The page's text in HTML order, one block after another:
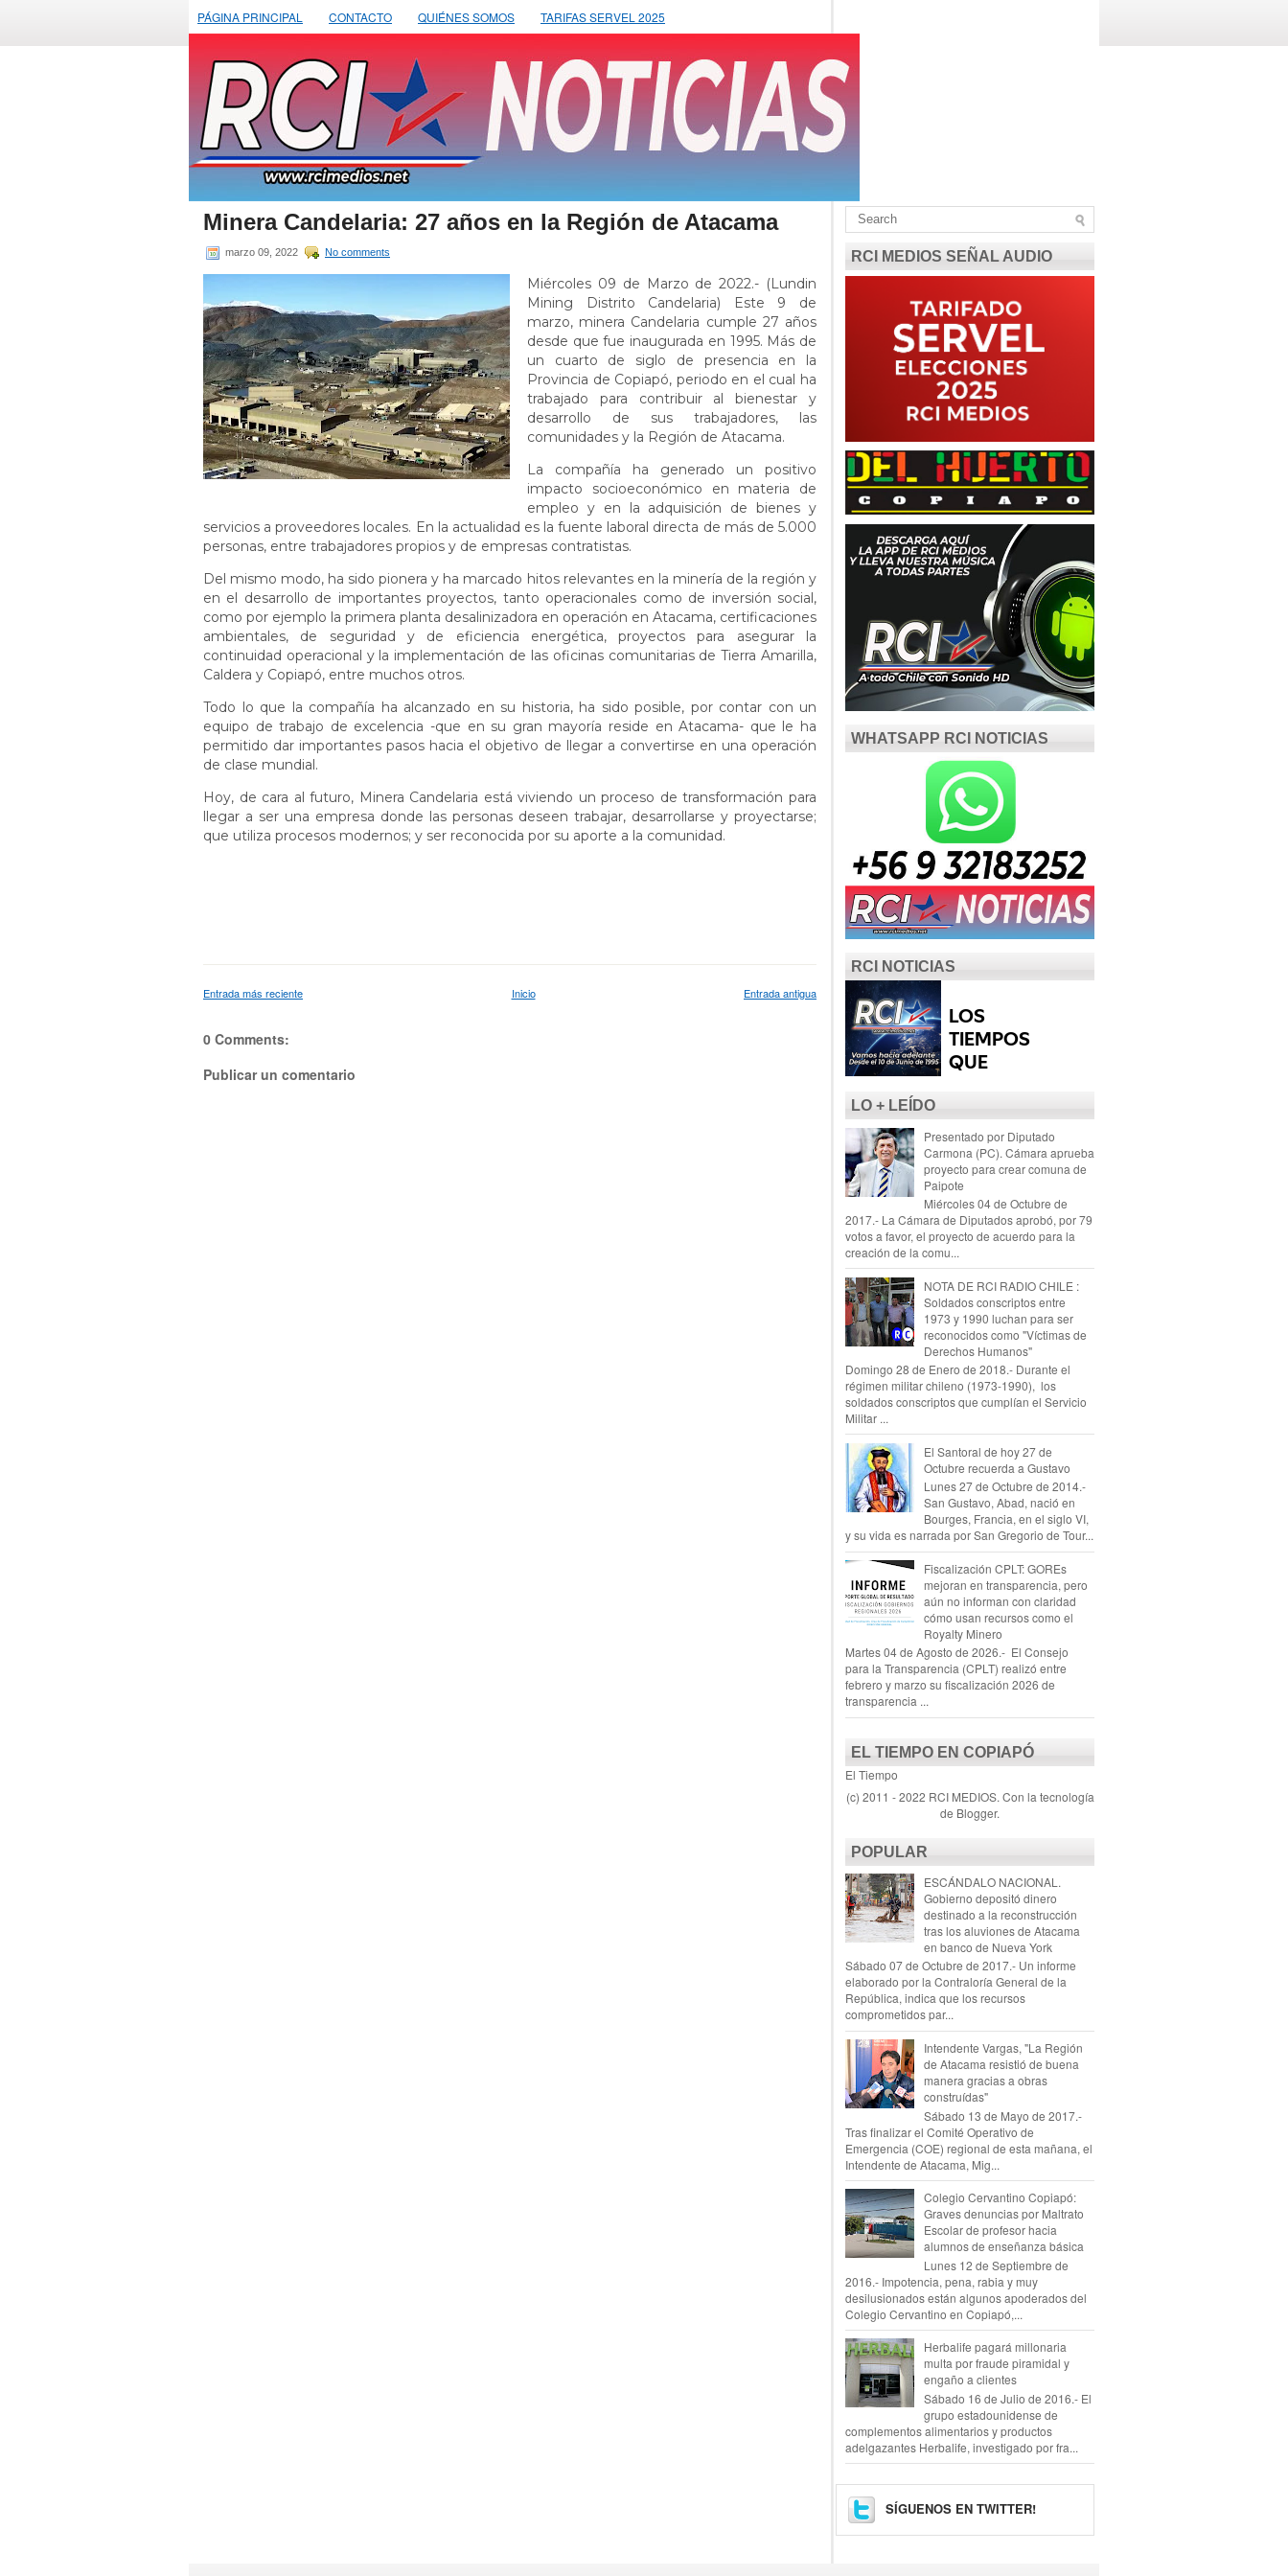
PÁGINA PRINCIPAL CONTACTO QUIÉNES SOMOS TARIFAS SERVEL 2025
Minera Candelaria: 27 años en la Región de Atacama
marzo 09, 2022 No comments
Miércoles 09 de Marzo de 2022.- (Lundin
Mining Distrito Candelaria) Este 9 de
marzo, minera Candelaria cumple 27 años
desde que fue inaugurada en 1995. Más de
un cuarto de siglo de presencia en la
Provincia de Copiapó, periodo en el cual ha
trabajado para contribuir al bienestar y
desarrollo de sus trabajadores, las
comunidades y la Región de Atacama.
La compañía ha generado un positivo
impacto socioeconómico en materia de
empleo y en la adquisición de bienes y
servicios a proveedores locales. En la actualidad es la fuente laboral directa de más de 5.000
personas, entre trabajadores propios y de empresas contratistas.
Del mismo modo, ha sido pionera y ha marcado hitos relevantes en la minería de la región y
en el desarrollo de importantes proyectos, tanto operacionales como de inversión social,
como por ejemplo la primera planta desalinizadora en operación en Atacama, certificaciones
ambientales, de seguridad y de eficiencia energética, proyectos para asegurar la
continuidad operacional y la implementación de las oficinas comunitarias de Tierra Amarilla,
Caldera y Copiapó, entre muchos otros.
Todo lo que la compañía ha alcanzado en su historia, ha sido posible, por contar con un
equipo de trabajo de excelencia -que en su gran mayoría reside en Atacama- que le ha
permitido dar importantes pasos hacia el objetivo de llegar a convertirse en una operación
de clase mundial.
Hoy, de cara al futuro, Minera Candelaria está viviendo un proceso de transformación para
llegar a ser una empresa donde las personas deseen trabajar, desarrollarse y proyectarse;
que utiliza procesos modernos; y ser reconocida por su aporte a la comunidad.
Entrada más reciente Entrada antigua
Inicio
0 Comments:
Publicar un comentario
RCI MEDIOS SEÑAL AUDIO
WHATSAPP RCI NOTICIAS
RCI NOTICIAS
LO + LEÍDO
Presentado por Diputado
Carmona (PC). Cámara aprueba
proyecto para crear comuna de
Paipote
Miércoles 04 de Octubre de
2017.- La Cámara de Diputados aprobó, por 79
votos a favor, el proyecto de acuerdo para la
creación de la comu...
NOTA DE RCI RADIO CHILE :
Soldados conscriptos entre
1973 y 1990 luchan para ser
reconocidos como "Víctimas de
Derechos Humanos"
Domingo 28 de Enero de 2018.- Durante el
régimen militar chileno (1973-1990), los
soldados conscriptos que cumplían el Servicio
Militar ...
El Santoral de hoy 27 de
Octubre recuerda a Gustavo
Lunes 27 de Octubre de 2014.-
San Gustavo, Abad, nació en
Bourges, Francia, en el siglo VI,
y su vida es narrada por San Gregorio de Tour...
Fiscalización CPLT: GOREs
mejoran en transparencia, pero
aún no informan con claridad
cómo usan recursos como el
Royalty Minero
Martes 04 de Agosto de 2026.- El Consejo
para la Transparencia (CPLT) realizó entre
febrero y marzo su fiscalización 2026 de
transparencia ...
EL TIEMPO EN COPIAPÓ
El Tiempo
(c) 2011 - 2022 RCI MEDIOS. Con la tecnología
de Blogger.
POPULAR
ESCÁNDALO NACIONAL.
Gobierno depositó dinero
destinado a la reconstrucción
tras los aluviones de Atacama
en banco de Nueva York
Sábado 07 de Octubre de 2017.- Un informe
elaborado por la Contraloría General de la
República, indica que los recursos
comprometidos par...
Intendente Vargas, "La Región
de Atacama resistió de buena
manera gracias a obras
construídas"
Sábado 13 de Mayo de 2017.-
Tras finalizar el Comité Operativo de
Emergencia (COE) regional de esta mañana, el
Intendente de Atacama, Mig...
Colegio Cervantino Copiapó:
Graves denuncias por Maltrato
Escolar de profesor hacia
alumnos de enseñanza básica
Lunes 12 de Septiembre de
2016.- Impotencia, pena, rabia y muy
desilusionados están algunos apoderados del
Colegio Cervantino en Copiapó,...
Herbalife pagará millonaria
multa por fraude piramidal y
engaño a clientes
Sábado 16 de Julio de 2016.- El
grupo estadounidense de
complementos alimentarios y productos
adelgazantes Herbalife, investigado por fra...
SÍGUENOS EN TWITTER!